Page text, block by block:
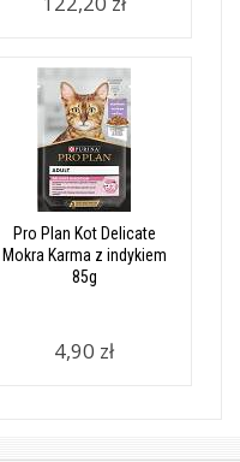
Pro Plan Kot Delicate
Mokra Karma z indykiem
85g
4,90 zł